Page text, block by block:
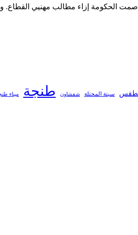
الحكومة إزاء مطالب مهنيي القطاع.
سبتة المحتلة شفشاون طنجة ميناء